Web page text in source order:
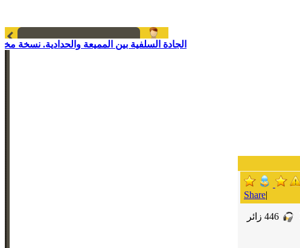
الجادة السلفية بين المميعة والحدادية. نسخة
Share|
446 زائر